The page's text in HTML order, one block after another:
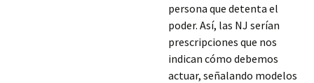
persona que detenta el
poder. Así, las NJ serían
prescripciones que nos
indican cómo debemos
actuar, señalando modelos